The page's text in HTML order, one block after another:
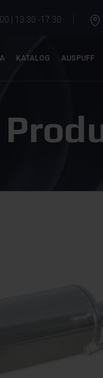
| 13.30 -17.30
KATALOG AUSPUFF